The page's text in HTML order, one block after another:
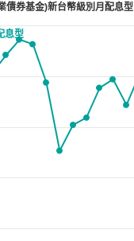
息型
債券基金)新台幣級別月配息型